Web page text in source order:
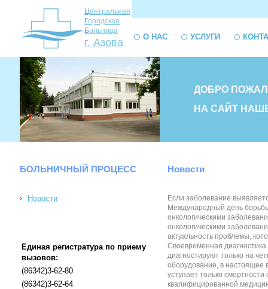
Центральная
Городская
Больница
г. Азова О НАС УСЛУГИ
ДОБРО
НА САЙТ
БОЛЬНИЧНЫЙ ПРОЦЕСС
Новости
Единая регистратура по приему
вызовов:
(86342)3-62-80
(86342)3-62-64
Новости
Если заболевание
Международный день
онкологическими
онкологическими
актуальность проблемы,
Своевременная
диагностируют только на
оборудование, в настоящее
уступает только
квалифицированной